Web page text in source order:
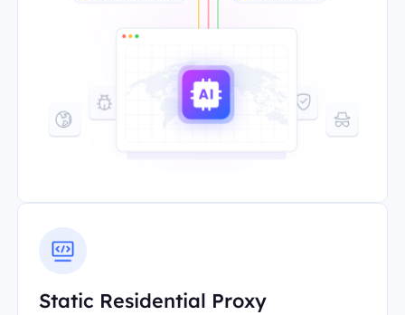
Static Residential Proxy